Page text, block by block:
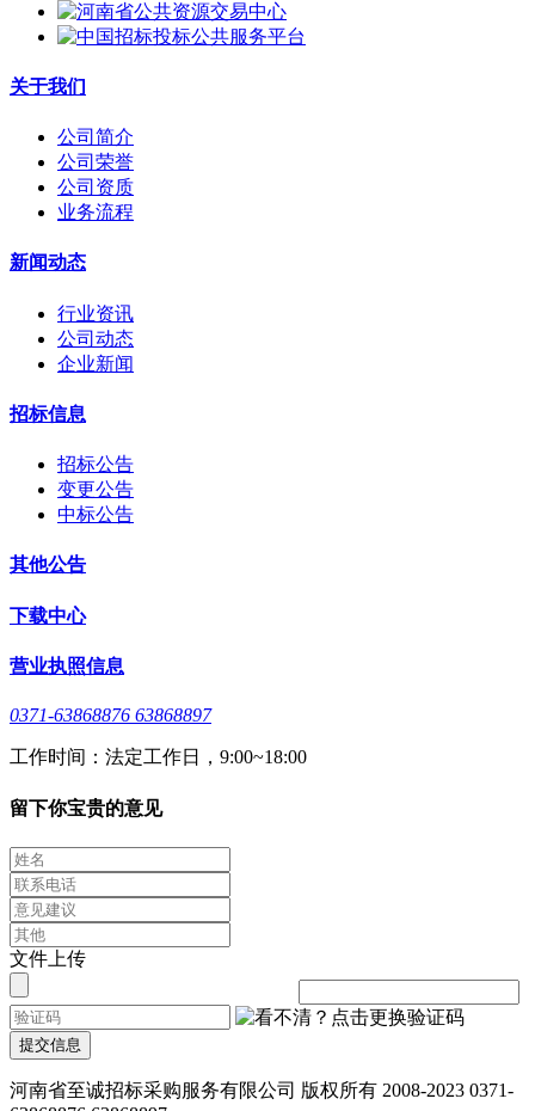
关于我们
公司简介
公司荣誉
公司资质
业务流程
新闻动态
行业资讯
公司动态
企业新闻
招标信息
招标公告
变更公告
中标公告
其他公告
下载中心
营业执照信息
0371-63868876 63868897
工作时间：法定工作日，9:00~18:00
留下你宝贵的意见
文件上传
提交信息
河南省至诚招标采购服务有限公司 版权所有 2008-2023 0371-